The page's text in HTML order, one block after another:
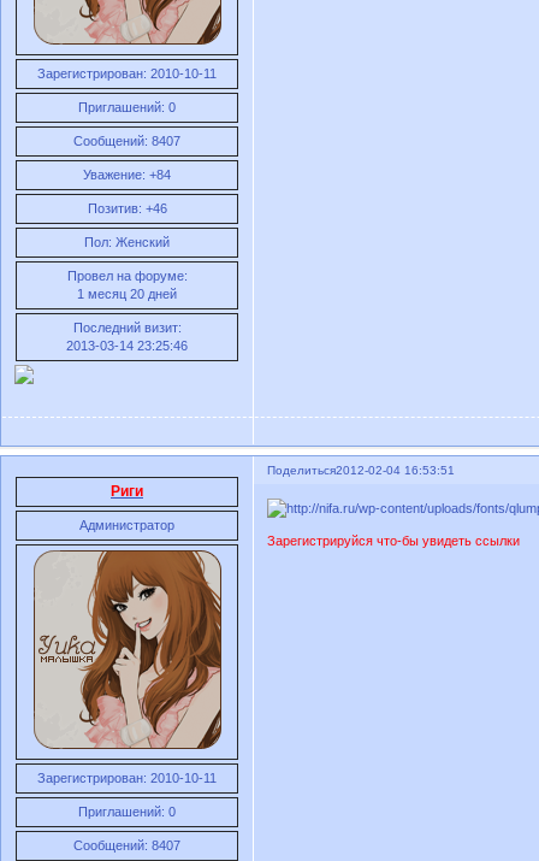
Зарегистрирован: 2010-10-11
Приглашений: 0
Сообщений: 8407
Уважение: +84
Позитив: +46
Пол: Женский
Провел на форуме:
1 месяц 20 дней
Последний визит:
2013-03-14 23:25:46
Поделиться2012-02-04 16:53:51
Риги
Администратор
Зарегистрирован: 2010-10-11
Приглашений: 0
Сообщений: 8407
Зарегистрируйся что-бы увидеть ссылки